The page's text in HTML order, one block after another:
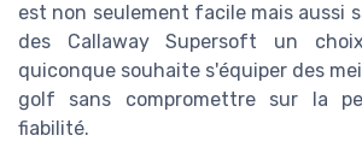
est non seulement facile mais aussi
des Callaway Supersoft un
quiconque souhaite s'équiper des
golf sans compromettre sur la
fiabilité.